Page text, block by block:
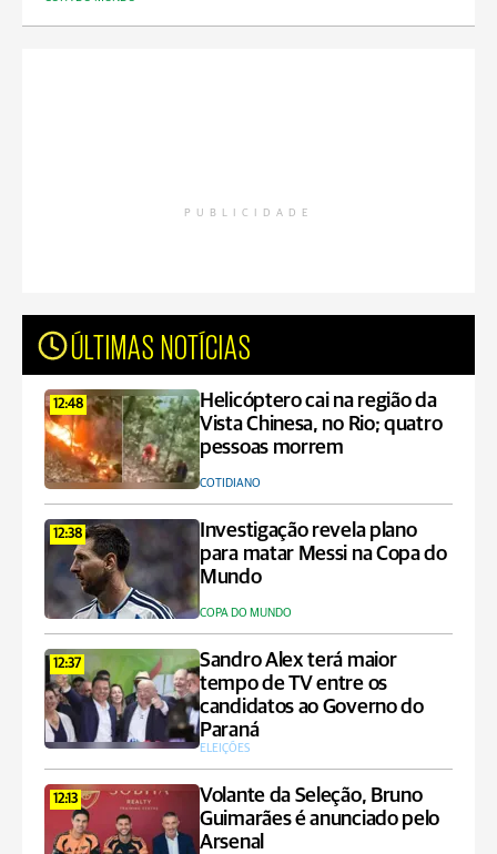
PUBLICIDADE
ÚLTIMAS NOTÍCIAS
12:48
Helicóptero cai na região da
Vista Chinesa, no Rio; quatro
pessoas morrem
COTIDIANO
12:38
Investigação revela plano
para matar Messi na Copa do
Mundo
COPA DO MUNDO
12:37
Sandro Alex terá maior
tempo de TV entre os
candidatos ao Governo do
Paraná
ELEIÇÕES
12:13
Volante da Seleção, Bruno
Guimarães é anunciado pelo
Arsenal